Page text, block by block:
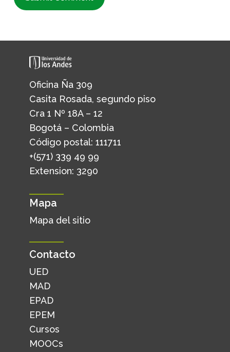
Oficina Ña 309
Casita Rosada, segundo piso
Cra 1 Nº 18A – 12
Bogotá – Colombia
Código postal: 111711
+(571) 339 49 99
Extension: 3290
Mapa
Mapa del sitio
Contacto
UED
MAD
EPAD
EPEM
Cursos
MOOCs